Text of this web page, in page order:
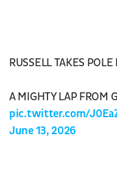
RUSSELL TAKES
A MIGHTY LAP FROM
pic.twitter.com/
June 13, 2026